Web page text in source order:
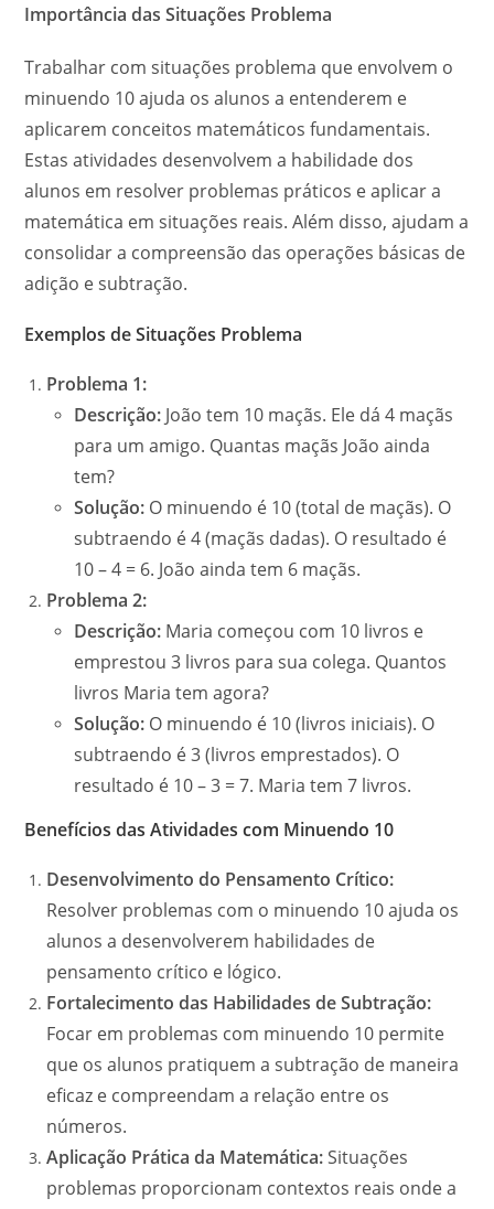
Importância das Situações Problema
Trabalhar com situações problema que envolvem o
minuendo 10 ajuda os alunos a entenderem e
aplicarem conceitos matemáticos fundamentais.
Estas atividades desenvolvem a habilidade dos
alunos em resolver problemas práticos e aplicar a
matemática em situações reais. Além disso, ajudam a
consolidar a compreensão das operações básicas de
adição e subtração.
Exemplos de Situações Problema
Problema 1:
Descrição: João tem 10 maçãs. Ele dá 4 maçãs
para um amigo. Quantas maçãs João ainda
tem?
Solução: O minuendo é 10 (total de maçãs). O
subtraendo é 4 (maçãs dadas). O resultado é
10 – 4 = 6. João ainda tem 6 maçãs.
Problema 2:
Descrição: Maria começou com 10 livros e
emprestou 3 livros para sua colega. Quantos
livros Maria tem agora?
Solução: O minuendo é 10 (livros iniciais). O
subtraendo é 3 (livros emprestados). O
resultado é 10 – 3 = 7. Maria tem 7 livros.
Benefícios das Atividades com Minuendo 10
Desenvolvimento do Pensamento Crítico:
Resolver problemas com o minuendo 10 ajuda os
alunos a desenvolverem habilidades de
pensamento crítico e lógico.
Fortalecimento das Habilidades de Subtração:
Focar em problemas com minuendo 10 permite
que os alunos pratiquem a subtração de maneira
eficaz e compreendam a relação entre os
números.
Aplicação Prática da Matemática:Situações
problemas proporcionam contextos reais onde a